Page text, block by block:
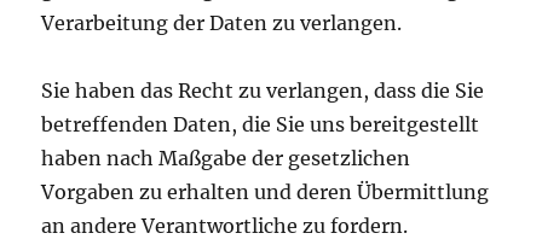
Verarbeitung der Daten zu verlangen.
Sie haben das Recht zu verlangen, dass die Sie
betreffenden Daten, die Sie uns bereitgestellt
haben nach Maßgabe der gesetzlichen
Vorgaben zu erhalten und deren Übermittlung
an andere Verantwortliche zu fordern.